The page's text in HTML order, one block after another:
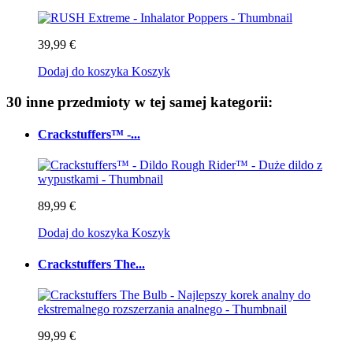
39,99 €
Dodaj do koszyka Koszyk
30 inne przedmioty w tej samej kategorii:
Crackstuffers™ -...
89,99 €
Dodaj do koszyka Koszyk
Crackstuffers The...
99,99 €